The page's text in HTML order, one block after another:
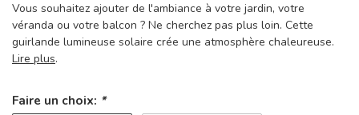
Vous souhaitez ajouter de l'ambiance à votre jardin, votre
véranda ou votre balcon ? Ne cherchez pas plus loin. Cette
guirlande lumineuse solaire crée une atmosphère chaleureuse.
Lire plus.
Faire un choix: *